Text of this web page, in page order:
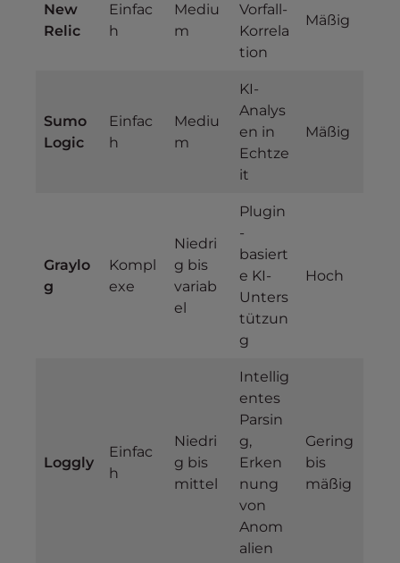
New
Relic
Einfac
h
Mediu
m
Vorfall-
Korrela
tion
Mäßig
Sumo
Logic
Einfac
h
Mediu
m
KI-
Analys
en in
Echtze
it
Mäßig
Graylo
g
Kompl
exe
Niedri
g bis
variab
el
Plugin
-
basiert
e KI-
Unters
tützun
g
Hoch
Loggly
Einfac
h
Niedri
g bis
mittel
Intellig
entes
Parsin
g,
Erken
nung
von
Anom
alien
Gering
bis
mäßig